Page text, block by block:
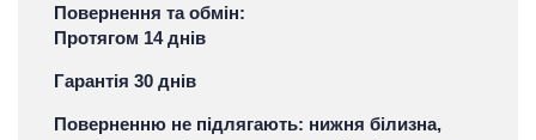
Повернення та обмін:
Протягом 14 днів
Гарантія 30 днів
Поверненню не підлягають: нижня білизна,